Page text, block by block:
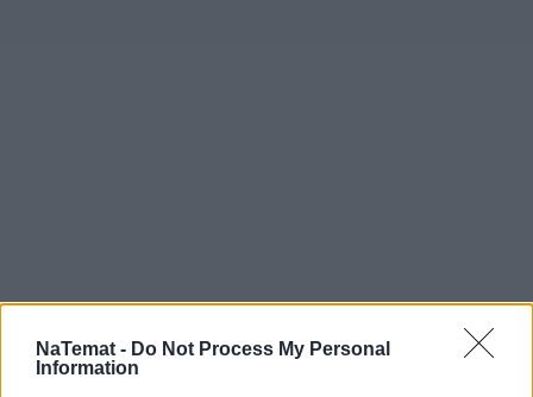
NaTemat - Do Not Process My Personal
Information
Zobacz także